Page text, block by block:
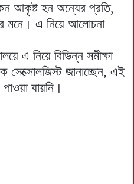
আকৃষ্ট হন অন্যের প্রতি,
মনে। এ নিয়ে আলোচনা
এ নিয়ে বিভিন্ন সমীক্ষা
সেক্সোলজিস্ট জানাচ্ছেন, এই
যায়নি।